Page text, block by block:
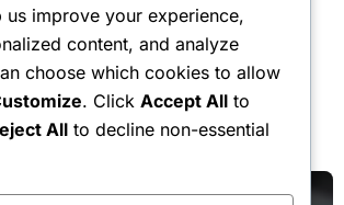
us improve your experience,
content, and analyze
choose which cookies to allow
. Click Accept All to
All to decline non-essential